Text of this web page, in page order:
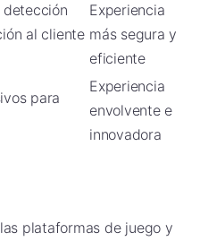
detección
al cliente
Experiencia
más segura y
eficiente
para
Experiencia
envolvente e
innovadora
plataformas de juego y